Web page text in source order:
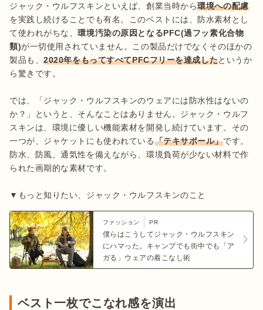
ジャック・ウルフスキンといえば、創業当時から環境への配慮
を実践し続けることでも有名。このベストには、防水素材とし
て使われがちな、環境汚染の原因となるPFC(過フッ素化合物
類)が一切使用されていません。この製品だけでなくそのほかの
製品も、2020年をもってすべてPFCフリーを達成したというか
ら驚きです。
では、「ジャック・ウルフスキンのウェアには防水性はないの
か？」というと、そんなことはありません。ジャック・ウルフ
スキンは、環境に優しい機能素材を開発し続けています。その
一つが、ジャケットにも使われている「テキサポール」です。
防水、防風、通気性を備えながら、環境負荷が少ない材料で作
られた画期的な素材です。
▼もっと知りたい、ジャック・ウルフスキンのこと
ファッション PR
僕らはこうしてジャック・ウルフスキン
にハマった。キャンプでも街中でも「ア
ガる」ウェアの着こなし術
ベスト一枚でこなれ感を演出